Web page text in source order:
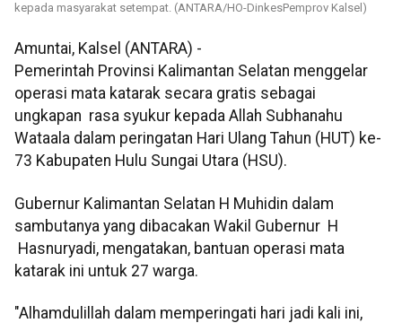
kepada masyarakat setempat. (ANTARA/HO-DinkesPemprov Kalsel)
Amuntai, Kalsel (ANTARA) -
Pemerintah Provinsi Kalimantan Selatan menggelar
operasi mata katarak secara gratis sebagai
ungkapan rasa syukur kepada Allah Subhanahu
Wataala dalam peringatan Hari Ulang Tahun (HUT) ke-
73 Kabupaten Hulu Sungai Utara (HSU).
Gubernur Kalimantan Selatan H Muhidin dalam
sambutanya yang dibacakan Wakil Gubernur H
Hasnuryadi, mengatakan, bantuan operasi mata
katarak ini untuk 27 warga.
"Alhamdulillah dalam memperingati hari jadi kali ini,